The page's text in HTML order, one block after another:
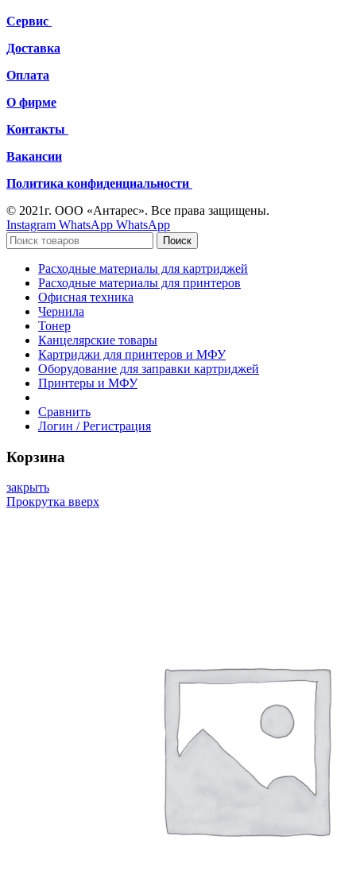
Сервис
Доставка
Оплата
О фирме
Контакты
Вакансии
Политика конфиденциальности
© 2021г. ООО «Антарес». Все права защищены.
Instagram WhatsApp WhatsApp
Поиск
Расходные материалы для картриджей
Расходные материалы для принтеров
Офисная техника
Чернила
Тонер
Канцелярские товары
Картриджи для принтеров и МФУ
Оборудование для заправки картриджей
Принтеры и МФУ
Сравнить
Логин / Регистрация
Корзина
закрыть
Прокрутка вверх